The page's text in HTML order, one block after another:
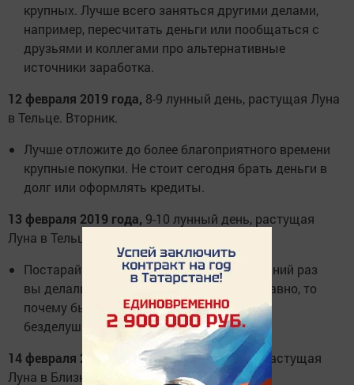
крупных. Лучше всего заняться другими делами,
например, пересчитать деньги или пообщаться с
друзьями и коллегами про альтернативные
источники заработка.
12 февраля 2019 года, 8-9 лунный день, растущая Луна
в Тельце. Вторник.
Лучше отложите до более благоприятного времени
крупные покупки. Не стоит сегодня брать деньги в
долг или оформлять кредиты.
13 февраля 2019 года, 9-10 лунный день, растущая
Луна в Тельце. Среда.
Постарайтесь вспомнить, когда в последний раз
вы делали подарки своим близки, если давно, то
почему бы сегодня не купит им мелкие
безделушки в качестве презента?
14 февраля 2019 года,10-11 лунный день, растущая
Луна в Близнецах. Четверг.